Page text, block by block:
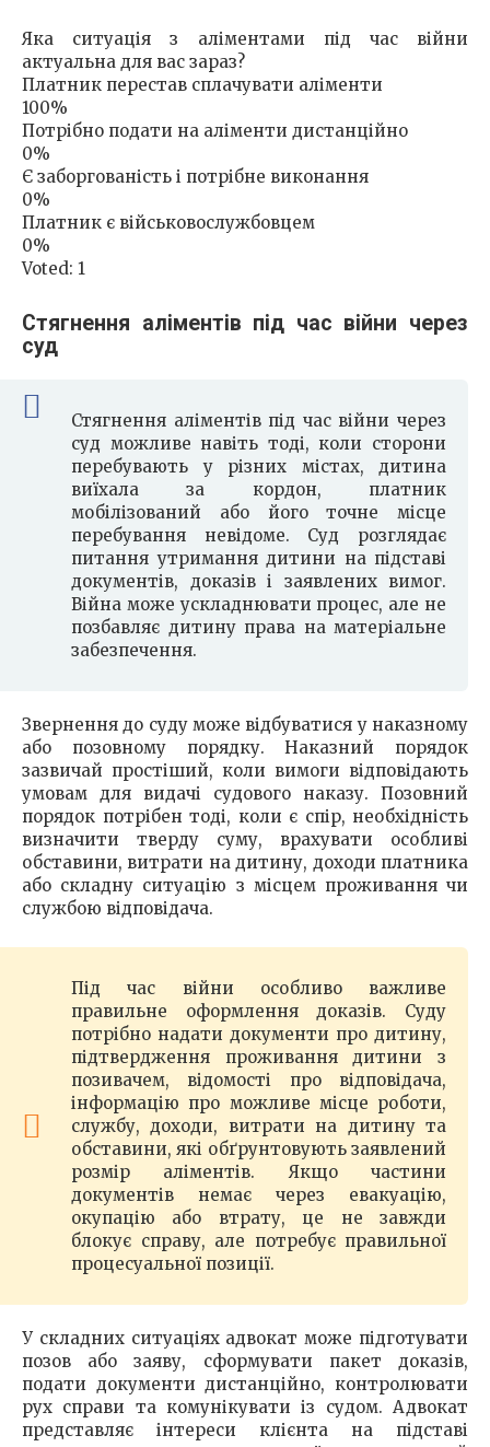
Яка ситуація з аліментами під час війни
актуальна для вас зараз?
Платник перестав сплачувати аліменти
100%
Потрібно подати на аліменти дистанційно
0%
Є заборгованість і потрібне виконання
0%
Платник є військовослужбовцем
0%
Voted: 1
Стягнення аліментів під час війни через
суд
Стягнення аліментів під час війни через
суд можливе навіть тоді, коли сторони
перебувають у різних містах, дитина
виїхала за кордон, платник
мобілізований або його точне місце
перебування невідоме. Суд розглядає
питання утримання дитини на підставі
документів, доказів і заявлених вимог.
Війна може ускладнювати процес, але не
позбавляє дитину права на матеріальне
забезпечення.
Звернення до суду може відбуватися у наказному
або позовному порядку. Наказний порядок
зазвичай простіший, коли вимоги відповідають
умовам для видачі судового наказу. Позовний
порядок потрібен тоді, коли є спір, необхідність
визначити тверду суму, врахувати особливі
обставини, витрати на дитину, доходи платника
або складну ситуацію з місцем проживання чи
службою відповідача.
Під час війни особливо важливе
правильне оформлення доказів. Суду
потрібно надати документи про дитину,
підтвердження проживання дитини з
позивачем, відомості про відповідача,
інформацію про можливе місце роботи,
службу, доходи, витрати на дитину та
обставини, які обґрунтовують заявлений
розмір аліментів. Якщо частини
документів немає через евакуацію,
окупацію або втрату, це не завжди
блокує справу, але потребує правильної
процесуальної позиції.
У складних ситуаціях адвокат може підготувати
позов або заяву, сформувати пакет доказів,
подати документи дистанційно, контролювати
рух справи та комунікувати із судом. Адвокат
представляє інтереси клієнта на підставі